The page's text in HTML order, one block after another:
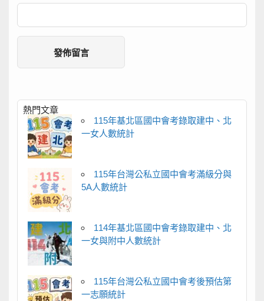
熱門文章
115年基北區國中會考錄取建中、北
一女人數統計
115年台灣公私立國中會考滿級分與
5A人數統計
114年基北區國中會考錄取建中、北
一女與附中人數統計
115年台灣公私立國中會考後預估第
一志願統計